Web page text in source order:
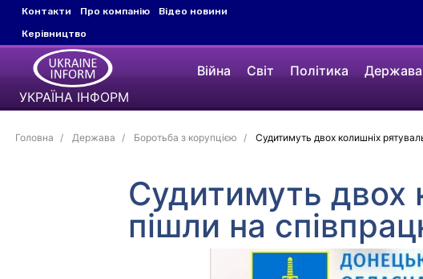
Контакти Про компанію
Відео новини
Керівництво
УКРАЇНА ІНФОРМ
Війна Світ Політика Держава
Головна Держава Боротьба з корупцією Судитимуть двох колишніх
Судитимуть двох
пішли на